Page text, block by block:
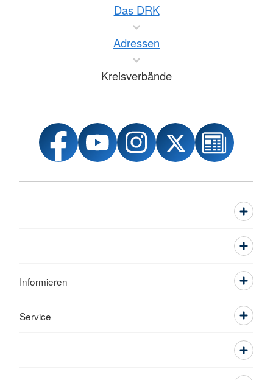
Das DRK
Adressen
Kreisverbände
Informieren
Service